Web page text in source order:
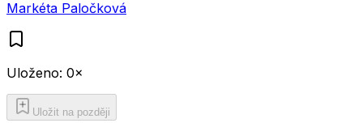
Markéta Paločková
Uloženo: 0×
Uložit na později